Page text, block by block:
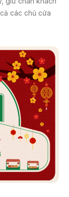
các chủ cửa